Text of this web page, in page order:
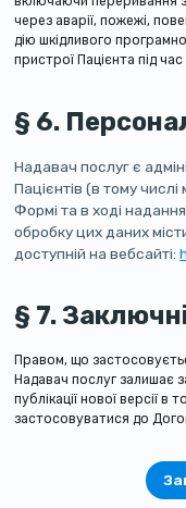
через аварії, пожежі,
дію шкідливого
пристрої Пацієнта під
§ 6.
Надавач послуг є
Пацієнтів (в тому
Формі та в ході
обробку цих даних
доступній на вебсайті:
§ 7.
Правом, що
Надавач послуг залишає
публікації нової версії в
застосовуватися до